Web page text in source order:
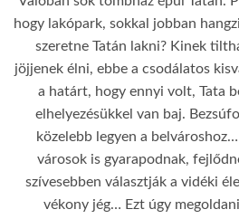
hogy lakópark, sokkal jobban
szeretne Tatán lakni? Kinek
jöjjenek élni, ebbe a csodálatos
a határt, hogy ennyi volt, Tata
elhelyezésükkel van baj.
közelebb legyen a
városok is gyarapodnak,
szívesebben választják a vidéki
vékony jég… Ezt úgy